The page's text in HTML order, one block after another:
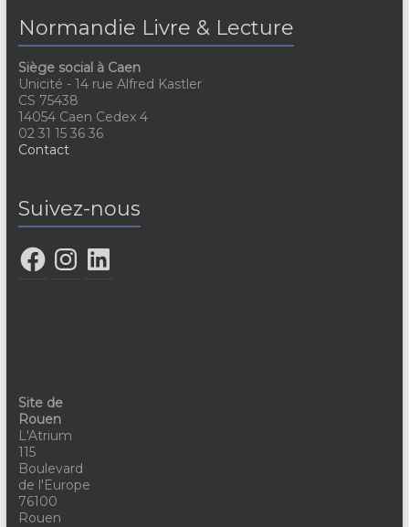
Normandie Livre & Lecture
Siège social à Caen
Unicité - 14 rue Alfred Kastler
CS 75438
14054 Caen Cedex 4
02 31 15 36 36
Contact
Suivez-nous
Site de
Rouen
L'Atrium
115
Boulevard
de l'Europe
76100
Rouen